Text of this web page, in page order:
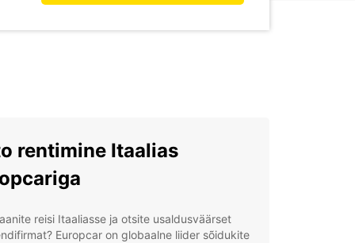
rentimine Itaalias
reisi Itaaliasse ja otsite usaldusväärset
Europcar on globaalne liider sõidukite